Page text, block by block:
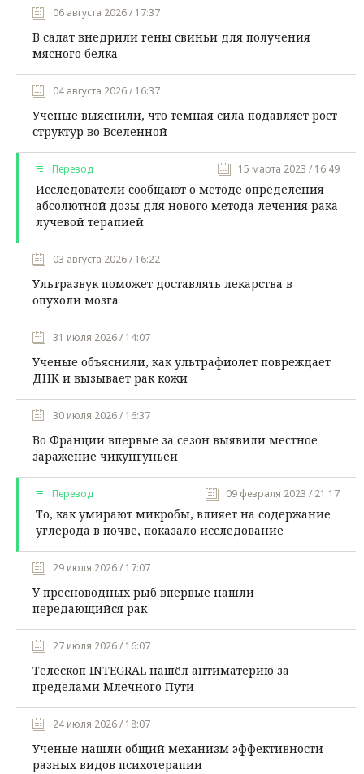
06 августа 2026 / 17:37
В салат внедрили гены свиньи для получения
мясного белка
04 августа 2026 / 16:37
Ученые выяснили, что темная сила подавляет рост
структур во Вселенной
Перевод 15 марта 2023 / 16:49
Исследователи сообщают о методе определения
абсолютной дозы для нового метода лечения рака
лучевой терапией
03 августа 2026 / 16:22
Ультразвук поможет доставлять лекарства в
опухоли мозга
31 июля 2026 / 14:07
Ученые объяснили, как ультрафиолет повреждает
ДНК и вызывает рак кожи
30 июля 2026 / 16:37
Во Франции впервые за сезон выявили местное
заражение чикунгуньей
Перевод 09 февраля 2023 / 21:17
То, как умирают микробы, влияет на содержание
углерода в почве, показало исследование
29 июля 2026 / 17:07
У пресноводных рыб впервые нашли
передающийся рак
27 июля 2026 / 16:07
Телескоп INTEGRAL нашёл антиматерию за
пределами Млечного Пути
24 июля 2026 / 18:07
Ученые нашли общий механизм эффективности
разных видов психотерапии